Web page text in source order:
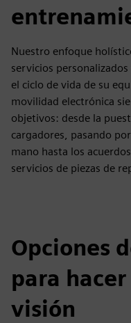
Nuestro enfoque
servicios
el ciclo de vida de su
movilidad electrónica
objetivos: desde la
cargadores, pasando
mano hasta los
servicios de piezas de
Opciones
para
visión